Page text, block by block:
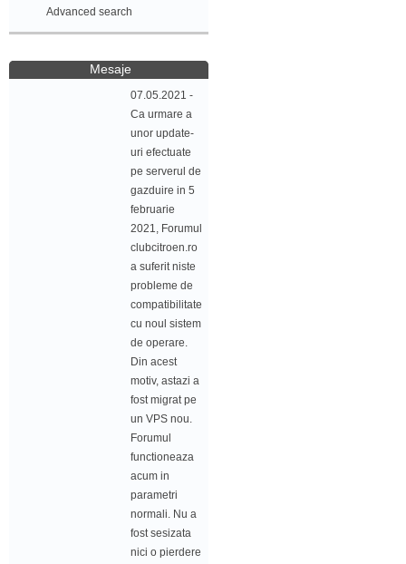
Advanced search
Mesaje
07.05.2021 -
Ca urmare a
unor update-
uri efectuate
pe serverul de
gazduire in 5
februarie
2021, Forumul
clubcitroen.ro
a suferit niste
probleme de
compatibilitate
cu noul sistem
de operare.
Din acest
motiv, astazi a
fost migrat pe
un VPS nou.
Forumul
functioneaza
acum in
parametri
normali. Nu a
fost sesizata
nici o pierdere